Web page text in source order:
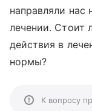
направляли нас
лечении. Стоит
действия в
нормы?
К вопросу